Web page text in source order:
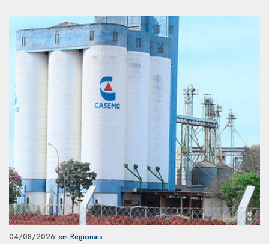
04/08/2026 em Regionais